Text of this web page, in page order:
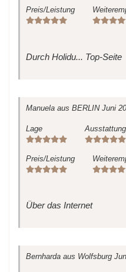
Preis/Leistung
Durch Holidu... Top-Seite
Manuela aus BERLIN Juni
Lage Ausstattung
Preis/Leistung
Über das Internet
Bernharda aus Wolfsburg